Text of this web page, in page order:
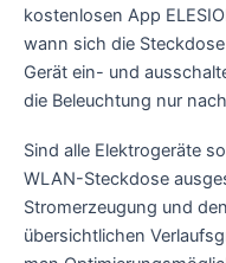
kostenlosen App
wann sich die
Gerät ein- und
die Beleuchtung nur
Sind alle Elektrogeräte
WLAN-Steckdose
Stromerzeugung und
übersichtlichen